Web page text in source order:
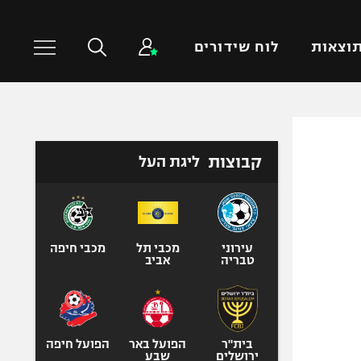
תוצאות לוח שידורים
טניס
כדורעף
ספורט אולימפי
קבוצות ליגת העל
עירוני
טבריה
מכבי תל
אביב
מכבי חיפה
בית"ר
ירושלים
הפועל באר
שבע
הפועל חיפה